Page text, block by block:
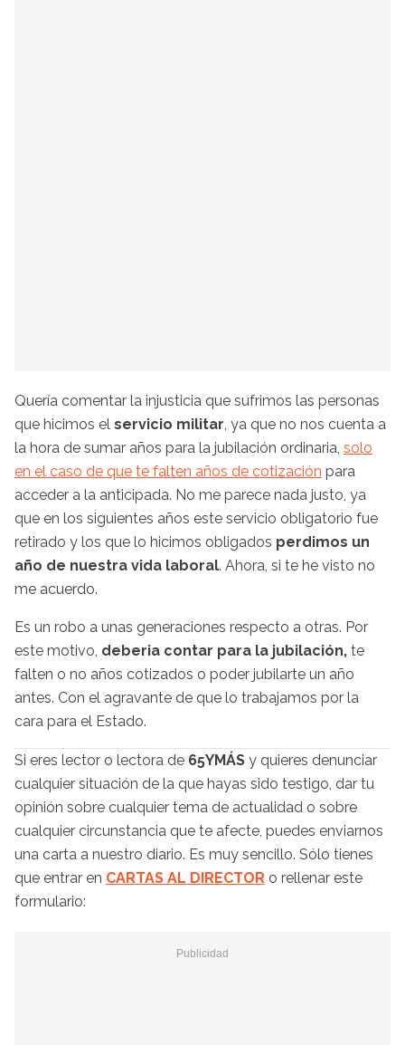
Quería comentar la injusticia que sufrimos las personas
que hicimos el servicio militar, ya que no nos cuenta a
la hora de sumar años para la jubilación ordinaria, solo
en el caso de que te falten años de cotización para
acceder a la anticipada. No me parece nada justo, ya
que en los siguientes años este servicio obligatorio fue
retirado y los que lo hicimos obligados perdimos un
año de nuestra vida laboral. Ahora, si te he visto no
me acuerdo.
Es un robo a unas generaciones respecto a otras. Por
este motivo, deberia contar para la jubilación, te
falten o no años cotizados o poder jubilarte un año
antes. Con el agravante de que lo trabajamos por la
cara para el Estado.
Si eres lector o lectora de 65YMÁS y quieres denunciar
cualquier situación de la que hayas sido testigo, dar tu
opinión sobre cualquier tema de actualidad o sobre
cualquier circunstancia que te afecte, puedes enviarnos
una carta a nuestro diario. Es muy sencillo. Sólo tienes
que entrar en CARTAS AL DIRECTOR o rellenar este
formulario: